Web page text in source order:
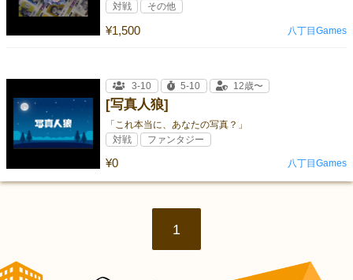
¥1,500
対戦 その他
八丁目Games
[写真人狼]
「これ本当に、あなたの写真？」
¥0
3-10 5-10 12歳〜
対戦 ファンタジー
八丁目Games
1